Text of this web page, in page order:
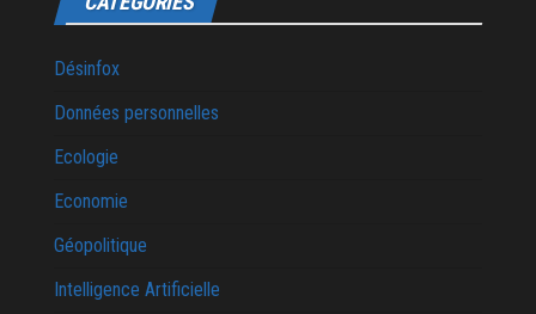
Désinfox
Données personnelles
Ecologie
Economie
Géopolitique
Intelligence Artificielle